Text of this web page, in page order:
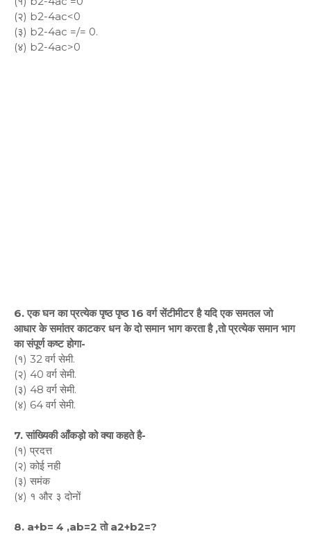
(२) b2-4ac<0
(३) b2-4ac =/= 0.
(४) b2-4ac>0
6. एक घन का प्रत्येक पृष्ठ पृष्ठ 16 वर्ग सेंटीमीटर है यदि एक समतल जो
आधार के समांतर काटकर धन के दो समान भाग करता है ,तो प्रत्येक समान भाग
का संपूर्ण कष्ट होगा-
(१) 32 वर्ग सेमी.
(२) 40 वर्ग सेमी.
(३) 48 वर्ग सेमी.
(४) 64 वर्ग सेमी.
7. सांख्यिकी आँकड़ो को क्या कहते है-
(१) प्रदत्त
(२) कोई नही
(३) समंक
(४) १ और ३ दोनों
8. a+b= 4 ,ab=2 तो a2+b2=?